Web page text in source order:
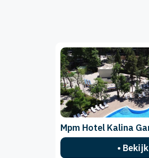
Mpm Hotel Kalina
•